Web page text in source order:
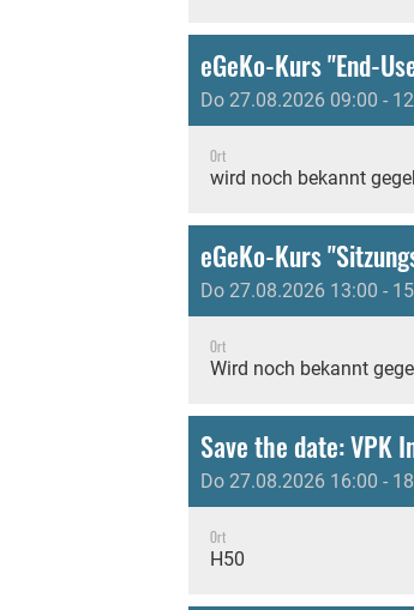
eGeKo-Kurs "End-
Do 27.08.2026 09:00 -
Ort
wird noch bekannt
eGeKo-Kurs
Do 27.08.2026 13:00 -
Ort
Wird noch bekannt
Do 27.08.2026 16:00 -
Ort
H50